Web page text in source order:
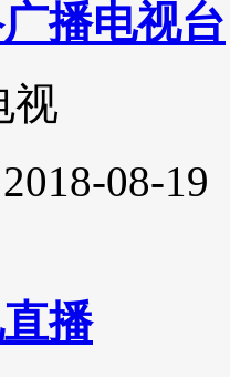
播电视台
视
08-19
播